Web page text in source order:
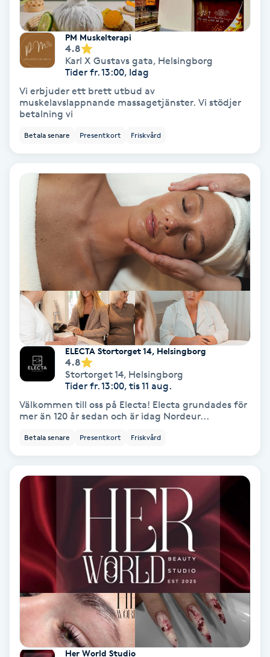
Permanent
Permanent hårborttagning
Permanent ögonbrynsmakeup
Personal shopper
Personlig tränare
Picolaser
Piercing
Pigmentbehandling
Pigmentfläckar
Plastikkirurgi
Powder brows
Power Yoga
PRP (Platelet Rich Plasma)
Psoriasis
Radiofrekvens
Rakning
Reflexologi
PM Muskelterapi
4.8
Karl X Gustavs gata, Helsingborg
Tider fr. 13:00, Idag
Vi erbjuder ett brett utbud av
muskelavslappnande massagetjänster. Vi stödjer
betalning vi
Betala senare Presentkort Friskvård
ELECTA Stortorget 14, Helsingborg
4.8
Stortorget 14, Helsingborg
Tider fr. 13:00, tis 11 aug.
Välkommen till oss på Electa! Electa grundades för
mer än 120 år sedan och är idag Nordeur...
Betala senare Presentkort Friskvård
Her World Studio